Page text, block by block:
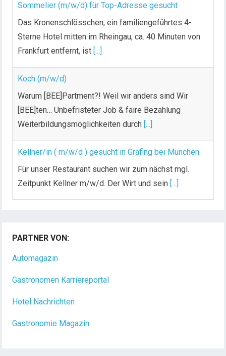
Sommelier (m/w/d) für Top-Adresse gesucht
Das Kronenschlösschen, ein familiengeführtes 4-
Sterne Hotel mitten im Rheingau, ca. 40 Minuten von
Frankfurt entfernt, ist [...]
Koch (m/w/d)
Warum [BEE]Partment?! Weil wir anders sind Wir
[BEE]ten… Unbefristeter Job & faire Bezahlung
Weiterbildungsmöglichkeiten durch [...]
Kellner/in ( m/w/d ) gesucht in Grafing bei München
Für unser Restaurant suchen wir zum nächst mgl.
Zeitpunkt Kellner m/w/d. Der Wirt und sein [...]
Dein Arbeitsplatz mit Urlaubsfeeling Chef de Rang
(m/w/d) Du bist Gastgeber aus Leidenschaft und
PARTNER VON:
Automagazin
Gastronomen Karriereportal
Hotel Nachrichten
Gastronomie Magazin